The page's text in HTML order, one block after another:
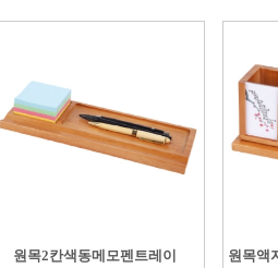
원목2칸색동메모펜트레이 원목액